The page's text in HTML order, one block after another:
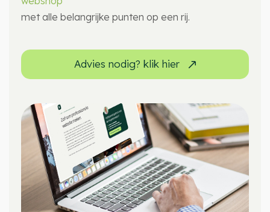
met alle belangrijke punten op een rij.
Advies nodig? klik hier